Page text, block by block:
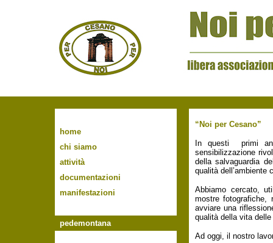
home
chi siamo
attività
documentazioni
manifestazioni
pedemontana
“Noi per Cesano”
In questi primi
sensibilizzazione
della salvaguardia
qualità dell’ambiente
Abbiamo cercato,
mostre
avviare una
qualità della vita
Ad oggi, il nostro